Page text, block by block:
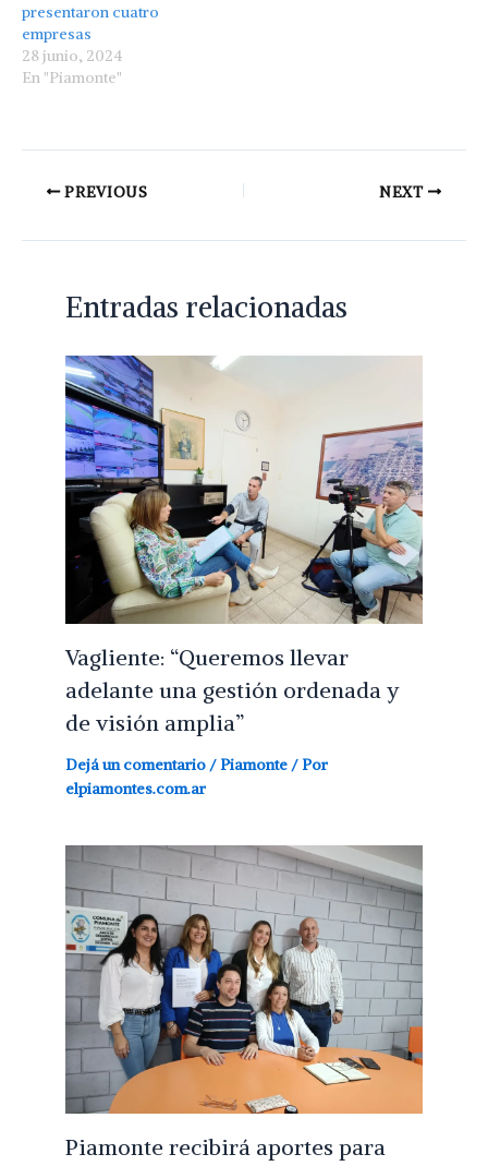
presentaron cuatro
empresas
28 junio, 2024
En "Piamonte"
PREVIOUS NEXT
Entradas relacionadas
Vagliente: “Queremos llevar
adelante una gestión ordenada y
de visión amplia”
Dejá un comentario /Piamonte / Por
elpiamontes.com.ar
Piamonte recibirá aportes para